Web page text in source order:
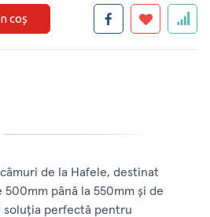
coș
de la Hafele, destinat
până la 550mm și de
soluția perfectă pentru